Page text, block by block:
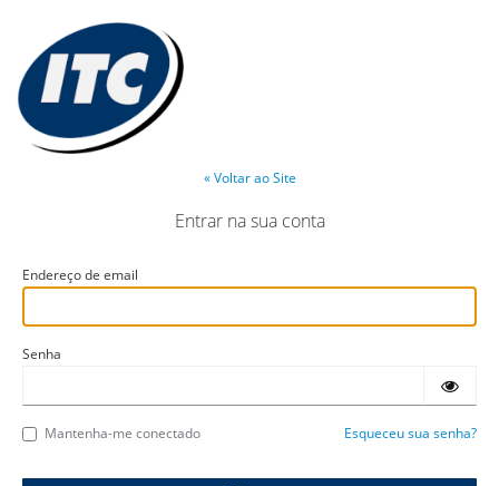
« Voltar ao Site
Entrar na sua conta
Endereço de email
Senha
Mantenha-me conectado Esqueceu sua senha?